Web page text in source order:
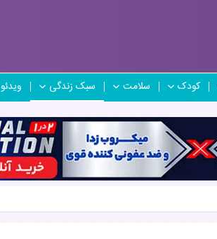
کودک سلامت سبک زندگی ویدئو